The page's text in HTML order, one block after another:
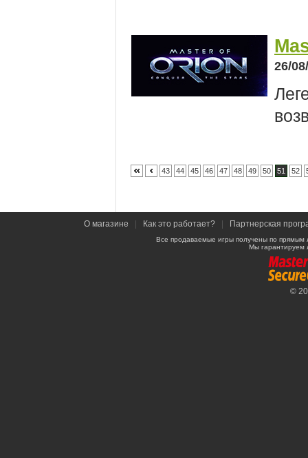
26/
43 44 45 46 47 48 49 50 51 52
О магазине Как это работает? Партнерская
Все продаваемые игры получены по
Мы гарантируем
©